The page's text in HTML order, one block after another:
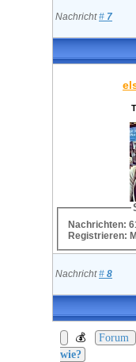
Nachricht# 7
Nachrichten:
Registrieren:
Nachricht# 8
💰
Forum
wie?